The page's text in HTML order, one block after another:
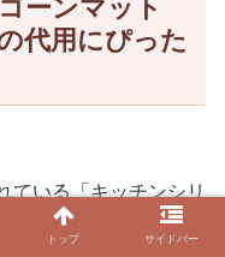
ーンマット
代用にぴった
ている「キッチンシリ
した。使いたいときに
トップ サイドバー